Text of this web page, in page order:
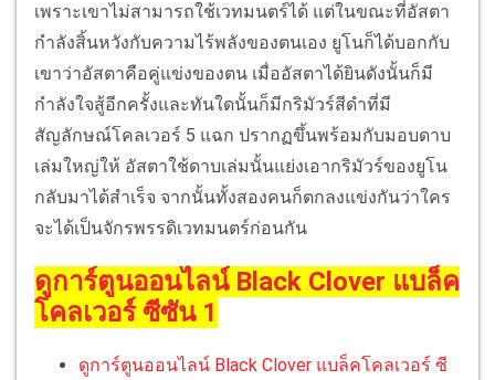
เพราะเขาไม่สามารถใช้เวทมนตร์ได้ แต่ในขณะที่อัสตา
กำลังสิ้นหวังกับความไร้พลังของตนเอง ยูโนก็ได้บอกกับ
เขาว่าอัสตาคือคู่แข่งของตน เมื่ออัสตาได้ยินดังนั้นก็มี
กำลังใจสู้อีกครั้งและทันใดนั้นก็มีกริมัวร์สีดำที่มี
สัญลักษณ์โคลเวอร์ 5 แฉก ปรากฏขึ้นพร้อมกับมอบดาบ
เล่มใหญ่ให้ อัสตาใช้ดาบเล่มนั้นแย่งเอากริมัวร์ของยูโน
กลับมาได้สำเร็จ จากนั้นทั้งสองคนก็ตกลงแข่งกันว่าใคร
จะได้เป็นจักรพรรดิเวทมนตร์ก่อนกัน
ดูการ์ตูนออนไลน์ Black Clover แบล็ค
โคลเวอร์ ซีซัน 1
ดูการ์ตูนออนไลน์ Black Clover แบล็คโคลเวอร์ ซี